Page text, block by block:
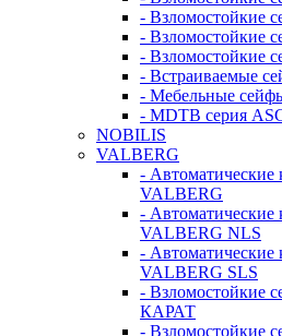
- Взломостойкие
- Взломостойкие
- Взломостойкие
- Встраиваемые
- Мебельные
- MDTB серия
NOBILIS
VALBERG
- Автоматические
VALBERG
- Автоматические
VALBERG NLS
- Автоматические
VALBERG SLS
- Взломостойкие
КАРАТ
- Взломостойкие